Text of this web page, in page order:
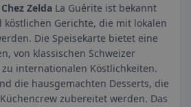
Chez Zelda La Guérite ist bekannt
Gerichte, die mit lokalen
Die Speisekarte bietet eine
von klassischen Schweizer
internationalen Köstlichkeiten.
die hausgemachten Desserts, die
zubereitet werden. Das